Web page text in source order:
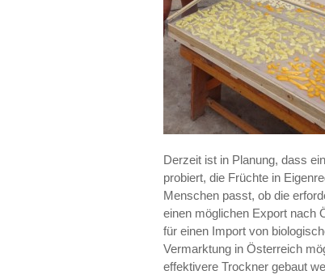
Derzeit ist in Planung, dass
probiert, die Früchte in
Menschen passt, ob die
einen möglichen Export nach
für einen Import von
Vermarktung in Österreich
effektivere Trockner gebaut